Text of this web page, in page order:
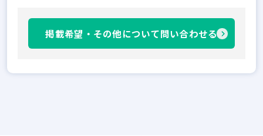
掲載希望・その他について問い合わせる